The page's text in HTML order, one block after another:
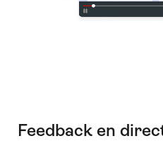
Feedback en